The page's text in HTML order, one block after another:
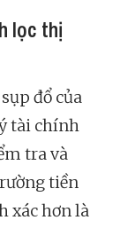
lọc thị
đổ của
tài chính
tra và
tiền
xác hơn là